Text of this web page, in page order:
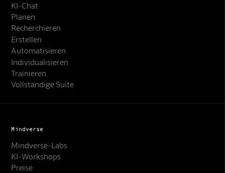
KI-Chat
Planen
Recherchieren
Erstellen
Automatisieren
Individualisieren
Trainieren
Vollständige Suite
Mindverse
Mindverse-Labs
KI-Workshops
Preise